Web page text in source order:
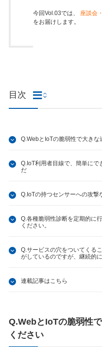
今回Vol.03では、 座談会
をお届けします。
目次
Q.WebとIoTの脆弱性で大き
Q.IoT利用者目線で、簡単にで
だ
Q.IoTの持つセンサーへの攻撃
Q.各種脆弱性診断を定期的に
ください。
Q.サービスの穴をついてくる
がしているのですが、継続的
連載記事はこちら
Q.WebとIoTの脆弱性
ください